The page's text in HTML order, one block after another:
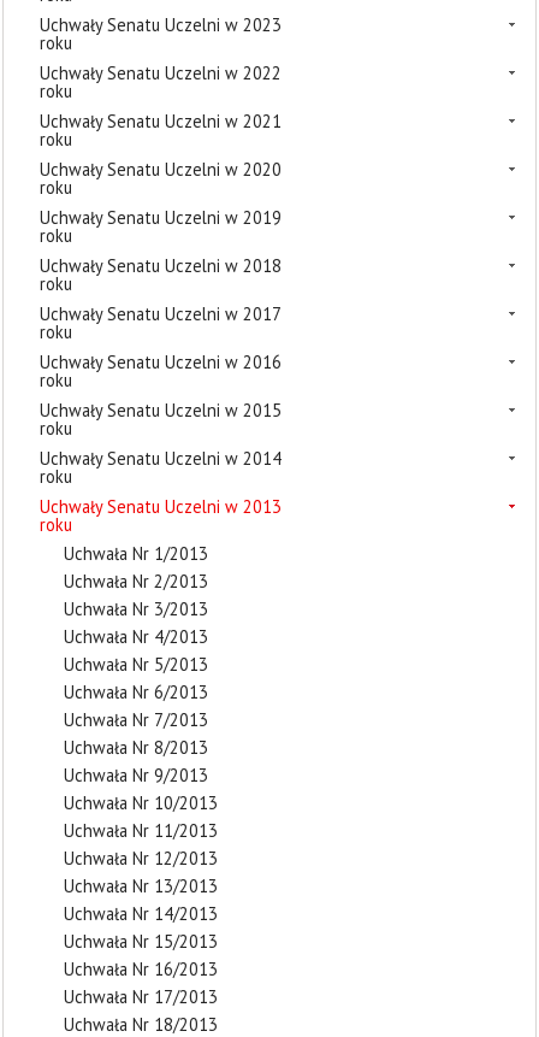
Uchwały Senatu Uczelni w 2023
roku
Uchwały Senatu Uczelni w 2022
roku
Uchwały Senatu Uczelni w 2021
roku
Uchwały Senatu Uczelni w 2020
roku
Uchwały Senatu Uczelni w 2019
roku
Uchwały Senatu Uczelni w 2018
roku
Uchwały Senatu Uczelni w 2017
roku
Uchwały Senatu Uczelni w 2016
roku
Uchwały Senatu Uczelni w 2015
roku
Uchwały Senatu Uczelni w 2014
roku
Uchwały Senatu Uczelni w 2013
roku
Uchwała Nr 1/2013
Uchwała Nr 2/2013
Uchwała Nr 3/2013
Uchwała Nr 4/2013
Uchwała Nr 5/2013
Uchwała Nr 6/2013
Uchwała Nr 7/2013
Uchwała Nr 8/2013
Uchwała Nr 9/2013
Uchwała Nr 10/2013
Uchwała Nr 11/2013
Uchwała Nr 12/2013
Uchwała Nr 13/2013
Uchwała Nr 14/2013
Uchwała Nr 15/2013
Uchwała Nr 16/2013
Uchwała Nr 17/2013
Uchwała Nr 18/2013